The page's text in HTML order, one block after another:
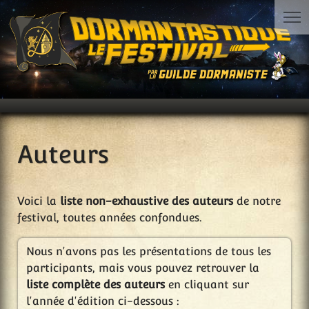
Auteurs
Voici la liste non-exhaustive des auteursde notre
festival, toutes années confondues.
Nous n'avons pas les présentations de tous les
participants, mais vous pouvez retrouver la
liste complète des auteursen cliquant sur
l'année d'édition ci-dessous :